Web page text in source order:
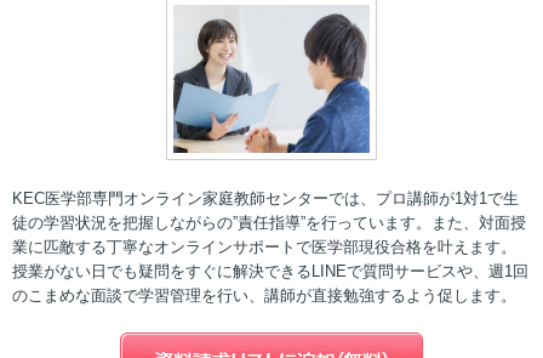
KEC医学部専門オンライン家庭教師センターでは、プロ講師が1対1で生
徒の学習状況を把握しながらの”責任指導”を行っています。また、対面授
業に匹敵する丁寧なオンラインサポートで医学部現役合格を叶えます。
授業がない日でも疑問をすぐに解決できるLINEで質問サービスや、週1回
のこまめな面談で学習管理を行い、講師が直接勉強するよう促します。